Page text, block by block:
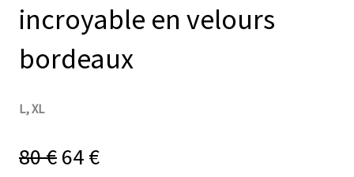
incroyable en velours
bordeaux
L, XL
80€64€